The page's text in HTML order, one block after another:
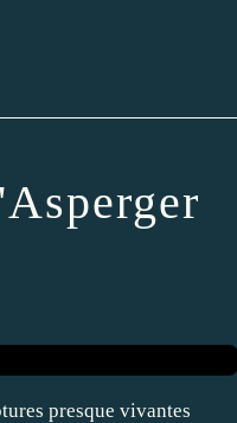
presque vivantes